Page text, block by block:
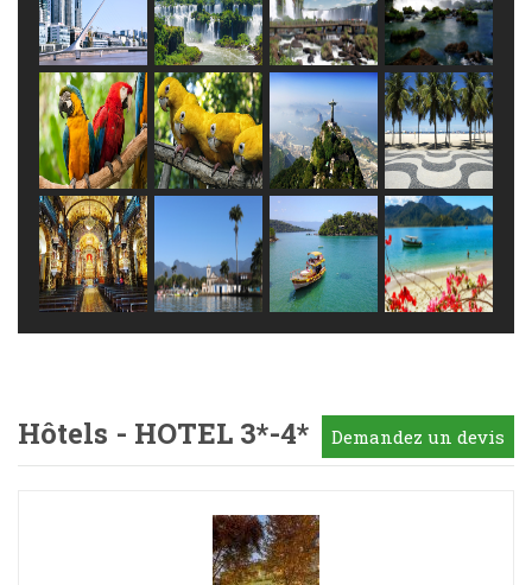
Hôtels - HOTEL 3*-4* Demandez un devis